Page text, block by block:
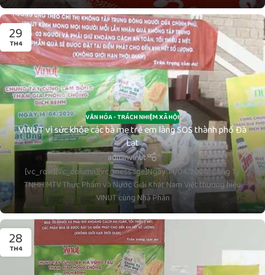
29
TH4
VĂN HÓA - TRÁCH NHIỆM XÃ HỘI
VINUT vì sức khỏe các bà mẹ trẻ em làng SOS thành phố Đà
Lạt
adminvinut
[vc_row][vc_column][vc_message]Ngày 14/04/2020, Công Ty
TNHH MTV Thực Phẩm và Nước Giải Khát Nam Việt thương hiệu
VINUT cùng Nhà Phân
28
TH4